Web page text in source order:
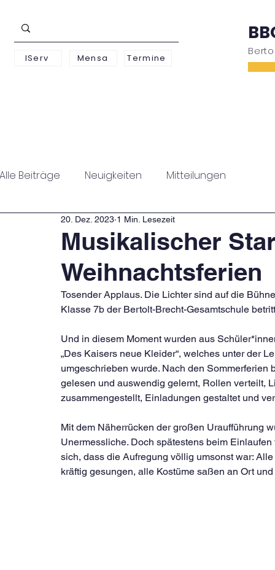
IServ Mensa Termine
Alle Beiträge Neuigkeiten Mitteilungen
Musikalischer
Weihnachtsferien
20. Dez. 2023 1 Min. Lesezeit
Tosender Applaus. Die Lichter sind auf die
Klasse 7b der Bertolt-Brecht-Gesamtschule
Und in diesem Moment wurden aus
„Des Kaisers neue Kleider“, welches unter der
umgeschrieben wurde. Nach den
gelesen und auswendig gelernt, Rollen verteilt,
zusammengestellt, Einladungen gestaltet und
Mit dem Näherrücken der großen Uraufführung
Unermessliche. Doch spätestens beim
sich, dass die Aufregung völlig umsonst war:
kräftig gesungen, alle Kostüme saßen an Ort